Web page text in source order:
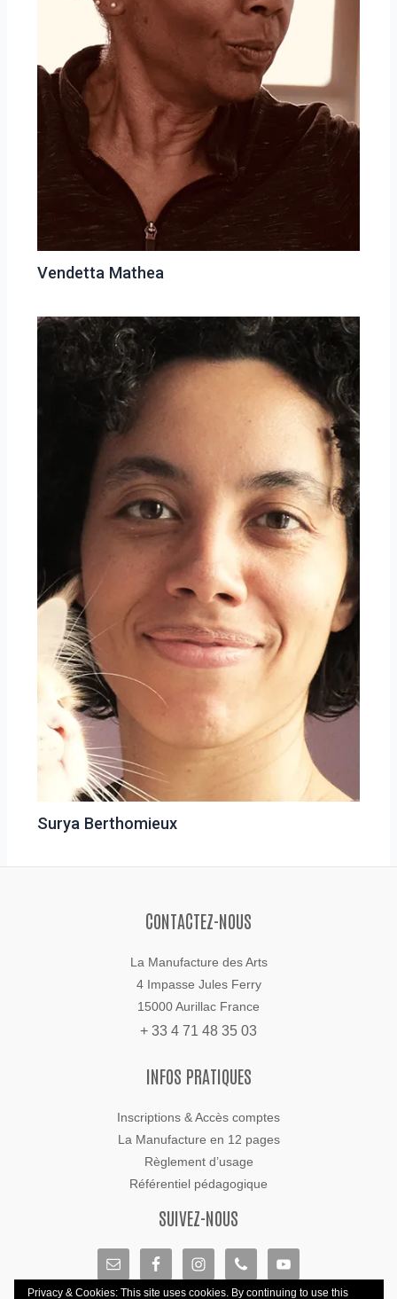
Vendetta Mathea
Surya Berthomieux
CONTACTEZ-NOUS
La Manufacture des Arts
4 Impasse Jules Ferry
15000 Aurillac France
+ 33 4 71 48 35 03
INFOS PRATIQUES
Inscriptions & Accès comptes
La Manufacture en 12 pages
Règlement d’usage
Référentiel pédagogique
SUIVEZ-NOUS
Privacy & Cookies: This site uses cookies. By continuing to use this